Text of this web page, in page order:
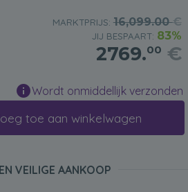
MARKTPRIJS: 16,099.00€
JIJ BESPAART: 83%
2769.00 €
Wordt onmiddellijk verzonden
toe aan winkelwagen
VEILIGE AANKOOP